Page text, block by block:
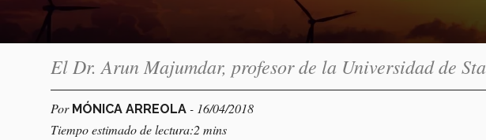
El Dr. Arun Majumdar, profesor de la Universidad de
Por MÓNICA ARREOLA - 16/04/2018
Tiempo estimado de lectura:2 mins